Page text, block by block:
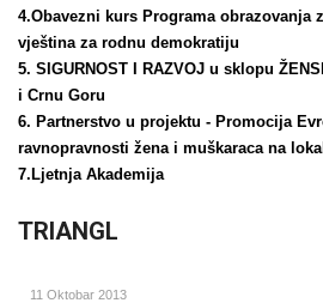
4.Obavezni kurs Programa obrazovanja
vještina za rodnu demokratiju
5. SIGURNOST I RAZVOJ u sklopu ŽE
i Crnu Goru
6. Partnerstvo u projektu - Promocija
ravnopravnosti žena i muškaraca na
7.Ljetnja Akademija
TRIANGL
11 Oktobar 2013